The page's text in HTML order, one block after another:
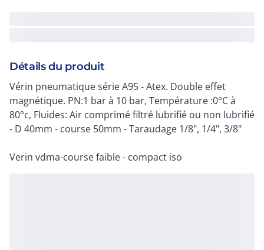
Détails du produit
Vérin pneumatique série A95 - Atex. Double effet
magnétique. PN:1 bar à 10 bar, Température :0°C à
80°c, Fluides: Air comprimé filtré lubrifié ou non lubrifié
- D 40mm - course 50mm - Taraudage 1/8", 1/4", 3/8"
Verin vdma-course faible - compact iso